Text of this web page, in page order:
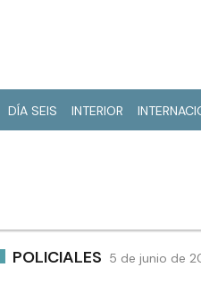
DÍA SEIS INTERIOR
POLICIALES 5 de junio de